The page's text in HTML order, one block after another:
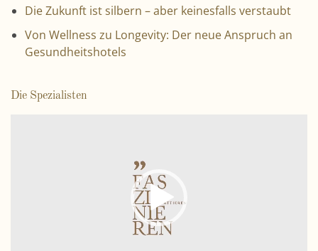
Die Zukunft ist silbern – aber keinesfalls verstaubt
Von Wellness zu Longevity: Der neue Anspruch an
Gesundheitshotels
Die Spezialisten